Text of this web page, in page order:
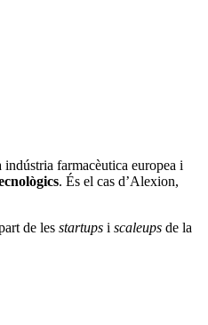
farmacèutica europea i
. És el cas d’Alexion,
de les startups i scaleups de la